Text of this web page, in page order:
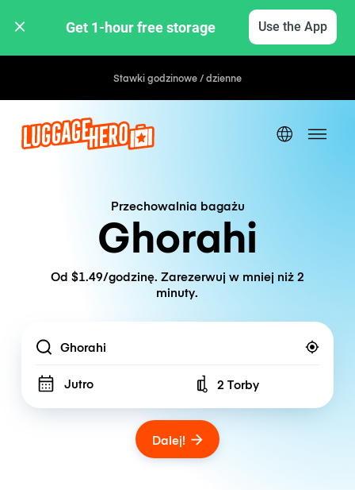
Get 1-hour free storage Use the App
Stawki godzinowe / dzienne
Przechowalnia bagażu
Ghorahi
Od $1.49/godzinę. Zarezerwuj w mniej niż 2
minuty.
Location
Jutro Number of bags
2 Torby
Dalej!